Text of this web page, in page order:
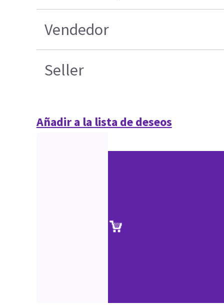
Vendedor
Seller
Añadir a la lista de deseos